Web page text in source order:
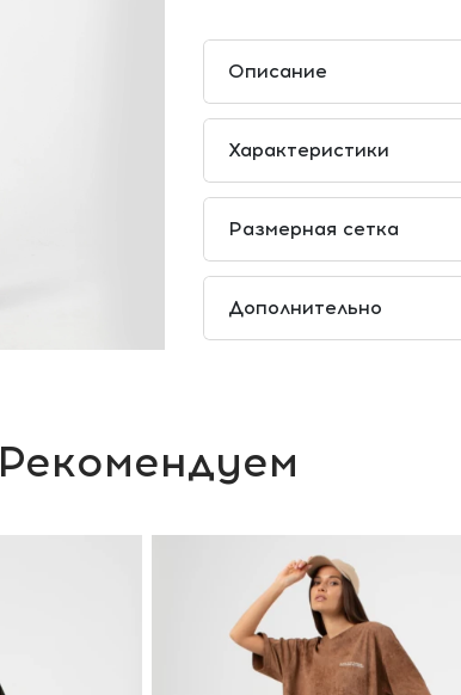
Описание
Характеристики
Размерная сетка
Дополнительно
Рекомендуем